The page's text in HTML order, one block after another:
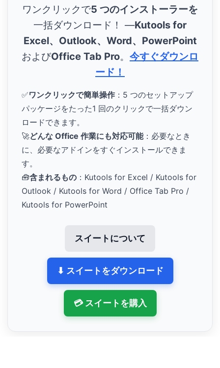
ワンクリックで5 つのインストーラーを
一括ダウンロード！ ―Kutools for
Excel、Outlook、Word、PowerPoint
およびOffice Tab Pro。 今すぐダウンロ
ード！
✅ワンクリックで簡単操作 ：5 つのセットアップ
パッケージをたった1 回のクリックで一括ダウン
ロードできます。
🚀どんな Office 作業にも対応可能：必要なとき
に、必要なアドインをすぐインストールできま
す。
🧰含まれるもの ：Kutools for Excel / Kutools for
Outlook / Kutools for Word / Office Tab Pro /
Kutools for PowerPoint
スイートについて
⬇ スイートをダウンロード
💳 スイートを購入